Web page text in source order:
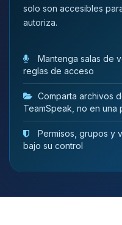
solo son accesibles
autoriza.
Mantenga salas de
reglas de acceso
Comparta archivos
TeamSpeak, no en
Permisos, grupos y
bajo su control